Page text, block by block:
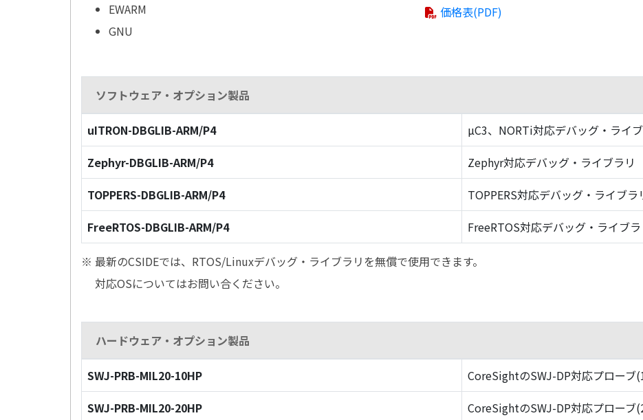
EWARM
GNU
価格表(PDF)
ソフトウェア・オプション製品
uITRON-DBGLIB-ARM/P4
µC3、NORTi対応デバッグ・ライ
Zephyr-DBGLIB-ARM/P4
Zephyr対応デバッグ・ライブラリ
TOPPERS-DBGLIB-ARM/P4
TOPPERS対応デバッグ・ライブラ
FreeRTOS-DBGLIB-ARM/P4
FreeRTOS対応デバッグ・ライブラ
※ 最新のCSIDEでは、RTOS/Linuxデバッグ・ライブラリを無償で使用できます。
対応OSについてはお問い合ください。
ハードウェア・オプション製品
SWJ-PRB-MIL20-10HP
CoreSightのSWJ-DP対応プローブ
SWJ-PRB-MIL20-20HP
CoreSightのSWJ-DP対応プローブ